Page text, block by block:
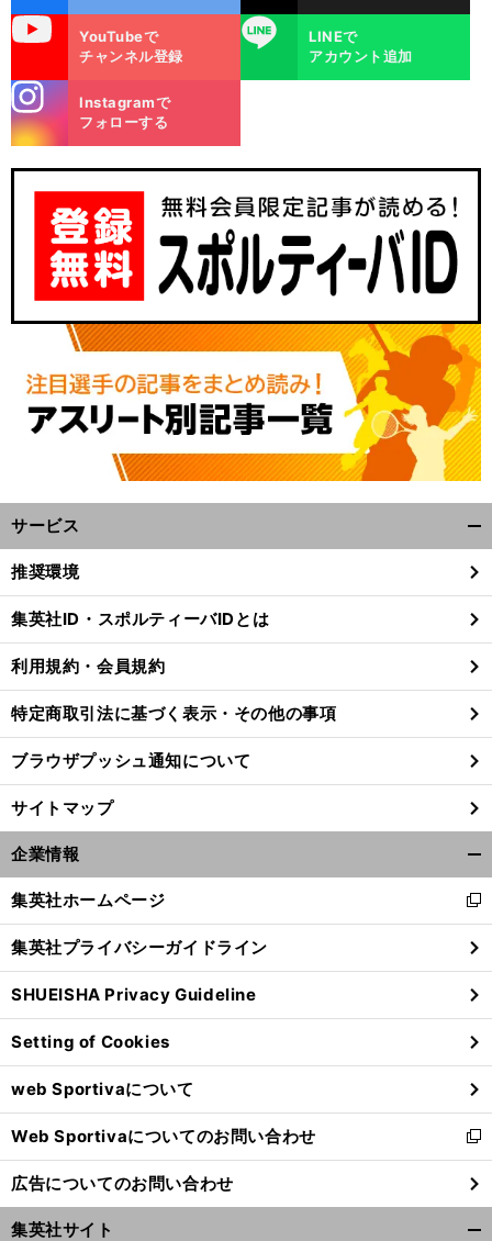
】 39
。
前
YouTubeで
チャンネル登録
LINE
LINEで
アカウント追加
m
Instagramで
フォローする
サービス
閉
る
推奨環境
集英社ID・スポルティーバIDとは
利用規約・会員規約
特定商取引法に基づく表示・その他の事項
ブラウザプッシュ通知について
サイトマップ
企業情報
閉
る
集英社ホームページ
新
し
い
ウ
ィ
ン
ド
ウ
で
開
く
集英社プライバシーガイドライン
SHUEISHA Privacy Guideline
Setting of Cookies
web Sportivaについて
Web Sportivaについてのお問い合わせ
新
し
い
ウ
ィ
広告についてのお問い合わせ
集英社サイト